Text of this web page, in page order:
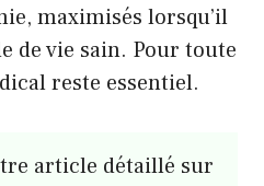
maximisés lorsqu’il
de vie sain. Pour toute
reste essentiel.
article détaillé sur